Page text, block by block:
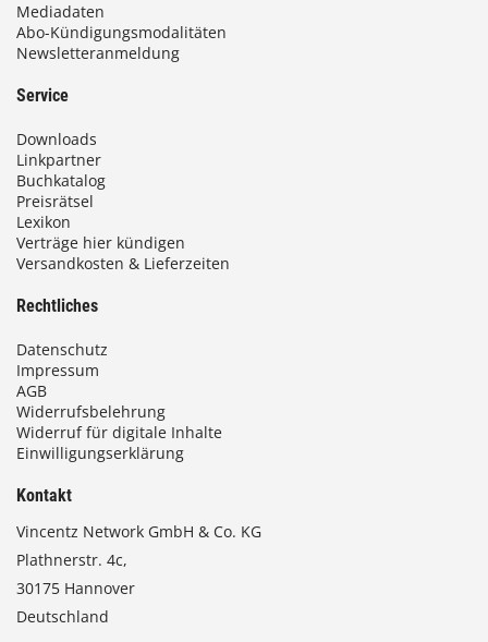
Mediadaten
Abo-Kündigungsmodalitäten
Newsletteranmeldung
Service
Downloads
Linkpartner
Buchkatalog
Preisrätsel
Lexikon
Verträge hier kündigen
Versandkosten & Lieferzeiten
Rechtliches
Datenschutz
Impressum
AGB
Widerrufsbelehrung
Widerruf für digitale Inhalte
Einwilligungserklärung
Kontakt
Vincentz Network GmbH & Co. KG
Plathnerstr. 4c,
30175 Hannover
Deutschland